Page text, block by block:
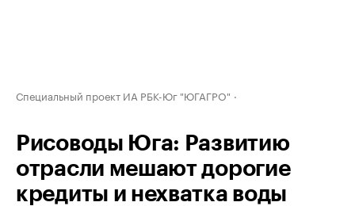
Специальный проект ИА РБК-Юг "ЮГАГРО"
Рисоводы Юга: Развитию
отрасли мешают дорогие
кредиты и нехватка воды